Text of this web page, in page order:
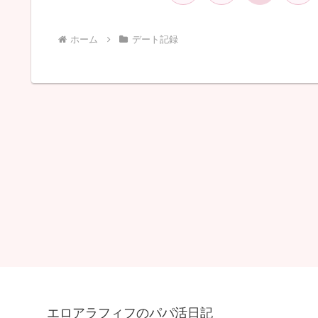
ホーム デート記録
エロアラフィフのパパ活日記